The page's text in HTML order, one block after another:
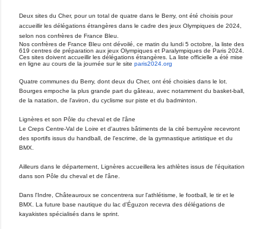
Deux sites du Cher, pour un total de quatre dans le Berry, ont été choisis pour
accueillir les délégations étrangères dans le cadre des jeux Olympiques de 2024,
selon nos confrères de France Bleu.
Nos confrères de France Bleu ont dévoilé, ce matin du lundi 5 octobre, la liste des
619 centres de préparation aux jeux Olympiques et Paralympiques de Paris 2024.
Ces sites doivent accueillir les délégations étrangères. La liste officielle a été mise
en ligne au cours de la journée sur le site paris2024.org
Quatre communes du Berry, dont deux du Cher, ont été choisies dans le lot.
Bourges empoche la plus grande part du gâteau, avec notamment du basket-ball,
de la natation, de l'aviron, du cyclisme sur piste et du badminton.
Lignères et son Pôle du cheval et de l'âne
Le Creps Centre-Val de Loire et d'autres bâtiments de la cité berruyère recevront
des sportifs issus du handball, de l'escrime, de la gymnastique artistique et du
BMX.
Ailleurs dans le département, Lignères accueillera les athlètes issus de l'équitation
dans son Pôle du cheval et de l'âne.
Dans l'Indre, Châteauroux se concentrera sur l'athlétisme, le football, le tir et le
BMX. La future base nautique du lac d'Éguzon recevra des délégations de
kayakistes spécialisés dans le sprint.